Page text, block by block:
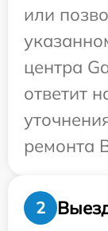
или
центра
ответит
ремонта
2